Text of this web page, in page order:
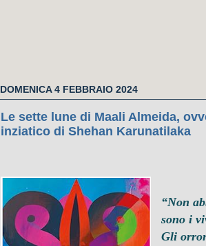
DOMENICA 4 FEBBRAIO 2024
Le sette lune di Maali Almeida,
inziatico di Shehan Karunatilaka
“Non
sono i
Gli